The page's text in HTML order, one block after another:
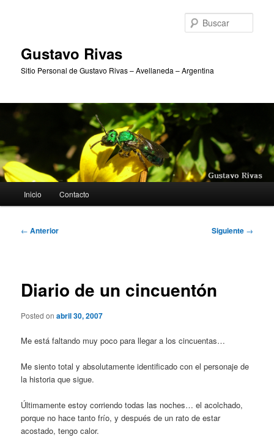
Gustavo Rivas
Sitio Personal de Gustavo Rivas – Avellaneda – Argentina
principal
Inicio Contacto
Navegación
← Anterior Siguiente →
Diario de un cincuentón
Posted onabril 30, 2007
Me está faltando muy poco para llegar a los cincuentas…
Me siento total y absolutamente identificado con el personaje de
la historia que sigue.
Últimamente estoy corriendo todas las noches… el acolchado,
porque no hace tanto frío, y después de un rato de estar
acostado, tengo calor.